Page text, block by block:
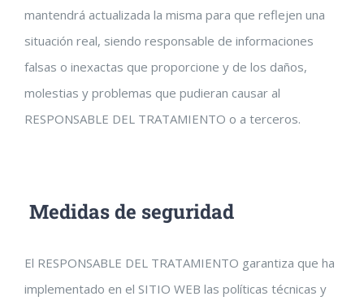
mantendrá actualizada la misma para que reflejen una
situación real, siendo responsable de informaciones
falsas o inexactas que proporcione y de los daños,
molestias y problemas que pudieran causar al
RESPONSABLE DEL TRATAMIENTO o a terceros.
Medidas de seguridad
El RESPONSABLE DEL TRATAMIENTO garantiza que ha
implementado en el SITIO WEB las políticas técnicas y